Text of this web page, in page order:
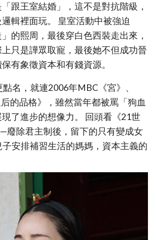
跟王室結婚」，這不是對抗階級，
輯裡面玩。 皇室活動中被強迫
」的熙周，最後穿白色西裝走出來，
只是譁眾取寵，最後她不但成功晉
有象徵資本和有錢資源。
點名，就連2006年MBC《宮》、
的品格》，雖然當年都被罵「狗血
了進步的想像力。 回頭看《21世
廢除君主制後，留下的只有變成女
子安排補習生活的媽媽，資本主義的